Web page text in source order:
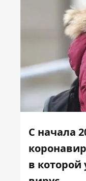
С начала
в которой